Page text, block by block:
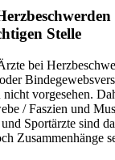
Stelle
bei
vorgesehen.
/ Faszien und
Sportärzte sind
Zusammenhänge